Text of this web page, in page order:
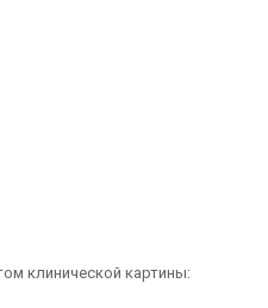
клинической картины: